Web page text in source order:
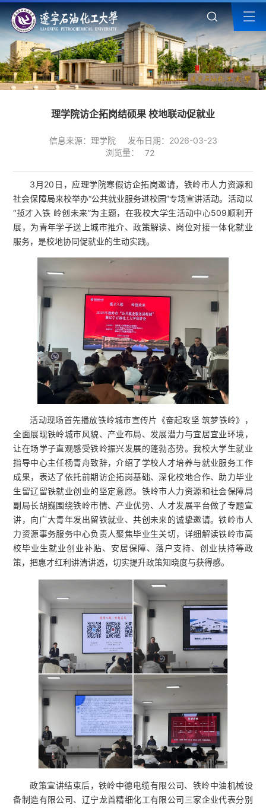
理学院访企拓岗结硕果 校地联动促就业
信息来源：理学院
发布日期：2026-03-23
浏览量：
72
3月20日，应理学院寒假访企拓岗邀请，铁岭市人力资源和
社会保障局来校举办“公共就业服务进校园”专场宣讲活动。活动以
“揽才入铁 岭创未来”为主题，在我校大学生活动中心509顺利开
展，为青年学子送上城市推介、政策解读、岗位对接一体化就业
服务，是校地协同促就业的生动实践。
活动现场首先播放铁岭城市宣传片《奋起攻坚 筑梦铁岭》，
全面展现铁岭城市风貌、产业布局、发展潜力与宜居宜业环境，
让在场学子直观感受铁岭振兴发展的蓬勃态势。我校大学生就业
指导中心主任杨青舟致辞，介绍了学校人才培养与就业服务工作
成果，表达了依托前期访企拓岗基础、深化校地合作、助力毕业
生留辽留铁就业创业的坚定意愿。铁岭市人力资源和社会保障局
副局长胡巍围绕铁岭市情、产业优势、人才发展平台做了专题宣
讲，向广大青年发出留铁就业、共创未来的诚挚邀请。铁岭市人
力资源事务服务中心负责人聚焦毕业生关切，详细解读铁岭市高
校毕业生就业创业补贴、安居保障、落户支持、创业扶持等政
策，把惠才红利讲清讲透，切实提升政策知晓度与获得感。
政策宣讲结束后，铁岭中德电缆有限公司、铁岭中油机械设
备制造有限公司、辽宁龙首精细化工有限公司三家企业代表分别